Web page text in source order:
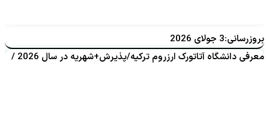
بروزرسانی:3 جولای 2026
معرفی دانشگاه آتاتورک ارزروم ترکیه/پذیرش+شهریه در سال 2026 /